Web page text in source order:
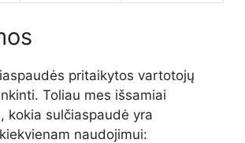
pritaikytos vartotojų
Toliau mes išsamiai
kokia sulčiaspaudė yra
naudojimui: